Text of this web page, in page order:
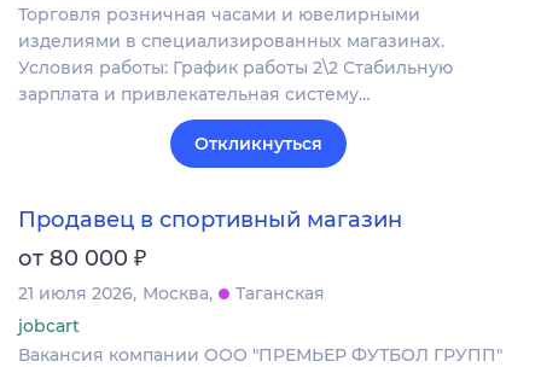
Торговля розничная часами и ювелирными
изделиями в специализированных магазинах.
Условия работы: График работы 2\2 Стабильную
зарплата и привлекательная систему…
Откликнуться
Продавец в спортивный магазин
от 80 000 ₽
21 июля 2026 Москва
Таганская
jobcart
Вакансия компании ООО "ПРЕМЬЕР ФУТБОЛ ГРУПП"